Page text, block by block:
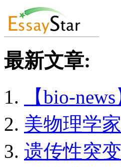
最新文章:
【bio-
美物理学
遗传性突